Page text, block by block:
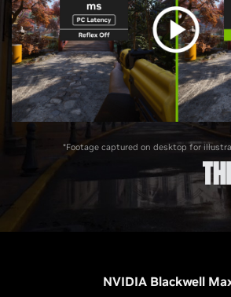
*Footage captured on desktop for
NVIDIA Blackwell